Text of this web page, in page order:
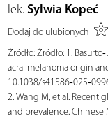
lek. Sylwia Kopeć
Dodaj do ulubionych
Źródło:Źródło: 1.
acral melanoma origin
10.1038/
2. Wang M, et al. Recent
and prevalence. Chinese